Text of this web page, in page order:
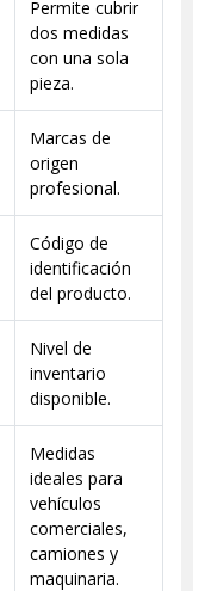
Permite cubrir
dos medidas
con una sola
pieza.
Marcas de
origen
profesional.
Código de
identificación
del producto.
Nivel de
inventario
disponible.
Medidas
ideales para
vehículos
comerciales,
camiones y
maquinaria.